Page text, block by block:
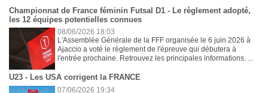
Championnat de France féminin Futsal D1 - Le règlement adopté,
les 12 équipes potentielles connues
08/06/2026 18:03
L'Assemblée Générale de la FFF organisée le 6 juin 2026 à
Ajaccio a voté le règlement de l'épreuve qui débutera à
l'entrée prochaine. Retrouvez les principales informations. ...
U23 - Les USA corrigent la FRANCE
07/06/2026 19:34